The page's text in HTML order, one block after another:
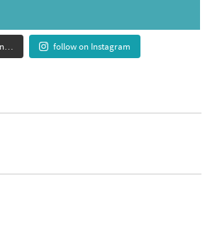
follow on Instagram